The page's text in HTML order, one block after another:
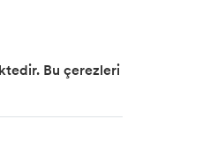
Bu çerezleri